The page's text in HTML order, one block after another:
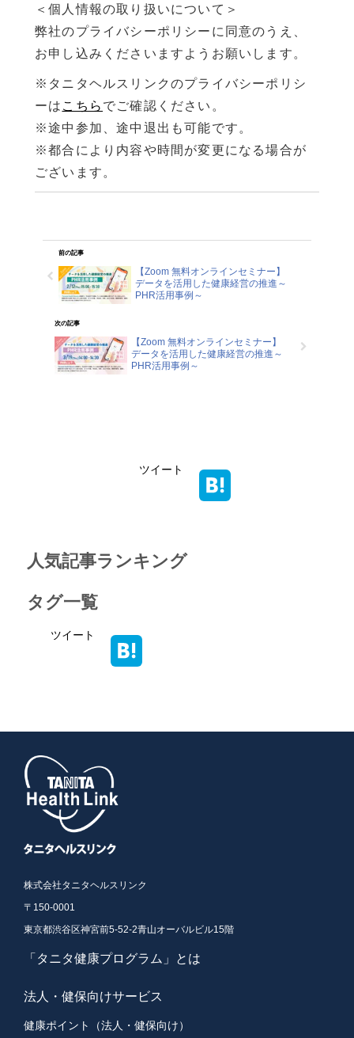
＜個人情報の取り扱いについて＞
弊社のプライバシーポリシーに同意のうえ、
お申し込みくださいますようお願いします。
※タニタヘルスリンクのプライバシーポリシ
ーは こちら でご確認ください。
※途中参加、途中退出も可能です。
※都合により内容や時間が変更になる場合が
ございます。
前の記事
【Zoom 無料オンラインセミナー】
データを活用した健康経営の推進～
PHR活用事例～
次の記事
【Zoom 無料オンラインセミナー】
データを活用した健康経営の推進～
PHR活用事例～
ツイート
人気記事ランキング
タグ一覧
ツイート
株式会社タニタヘルスリンク
〒150-0001
東京都渋谷区神宮前5-52-2青山オーバルビル15階
「タニタ健康プログラム」とは
法人・健保向けサービス
健康ポイント（法人・健保向け）